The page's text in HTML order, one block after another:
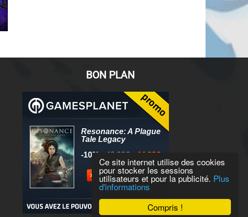
Compris !
Ce site internet utilise des cookies
pour stocker les sessions
utilisateurs et pour la publicité. Plus
d'informations
BON PLAN